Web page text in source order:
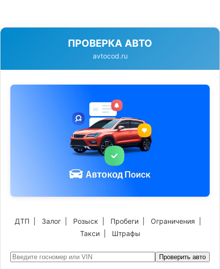
ПРОВЕРКА АВТО
avtocod.ru
ДТП Залог Розыск Пробеги Ограничения
Такси| Штрафы
Проверить авто